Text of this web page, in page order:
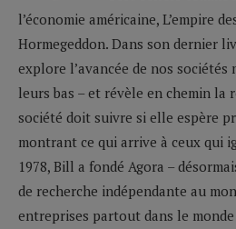
l’économie américaine, L’empire
Hormegeddon. Dans son dernier
explore l’avancée de nos
leurs bas – et révèle en chemin la
société doit suivre si elle espère
montrant ce qui arrive à ceux qui
1978, Bill a fondé Agora –
de recherche indépendante au
entreprises partout dans le